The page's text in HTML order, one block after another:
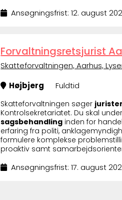
Ansøgningsfrist: 12. august
Forvaltningsretsjurist
Skatteforvaltningen, Aarhus,
Højbjerg
Fuldtid
Skatteforvaltningen søger
Kontrolsekretariatet. Du skal
sagsbehandling inden for
erfaring fra politi,
formulere komplekse
proaktiv samt
Ansøgningsfrist: 17. august